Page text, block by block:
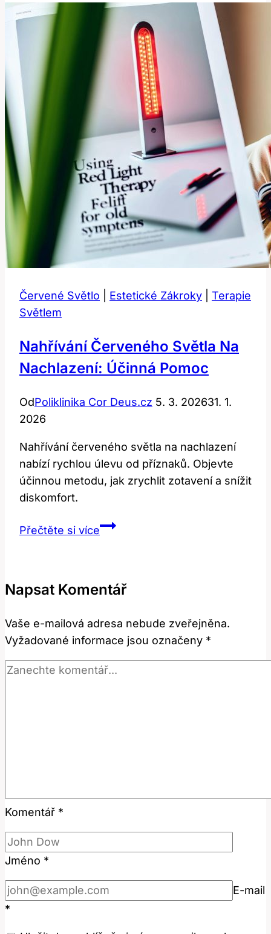
zuby:
Jak
zachovat
zdravý
Červené Světlo Estetické Zákroky
Terapie
Světlem
Nahřívání Červeného Světla Na
Nachlazení: Účinná Pomoc
OdPoliklinika Cor Deus.cz 5. 3. 202631. 1.
2026
Nahřívání červeného světla na nachlazení
nabízí rychlou úlevu od příznaků. Objevte
účinnou metodu, jak zrychlit zotavení a snížit
diskomfort.
Přečtěte si víceNahřívání
Nachlazení:
Pomoc
Napsat Komentář
Vaše e-mailová adresa nebude zveřejněna.
Vyžadované informace jsou označeny *
Komentář *
Jméno *
E-mail
*